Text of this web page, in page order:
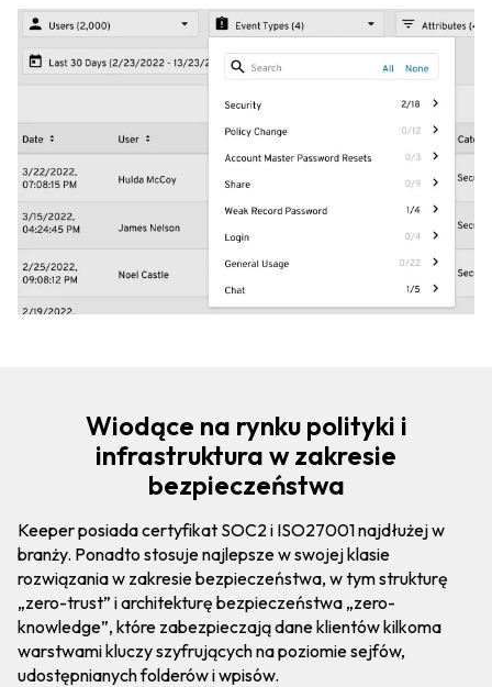
Wiodące na rynku polityki i
infrastruktura w zakresie
bezpieczeństwa
Keeper posiada certyfikat SOC2 i ISO27001 najdłużej w
branży. Ponadto stosuje najlepsze w swojej klasie
rozwiązania w zakresie bezpieczeństwa, w tym strukturę
„zero-trust” i architekturę bezpieczeństwa „zero-
knowledge”, które zabezpieczają dane klientów kilkoma
warstwami kluczy szyfrujących na poziomie sejfów,
udostępnianych folderów i wpisów.